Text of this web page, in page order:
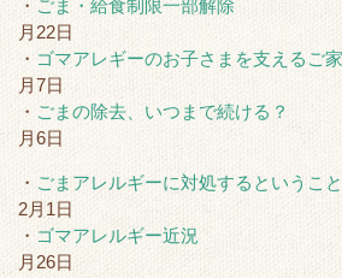
・ ごま・給食制限一部解除
月22日
・ ゴマアレギーのお子さまを支えるご
月7日
・ ごまの除去、いつまで続ける？
月6日
・ ごまアレルギーに対処するということ
2月1日
・ ゴマアレルギー近況
月26日